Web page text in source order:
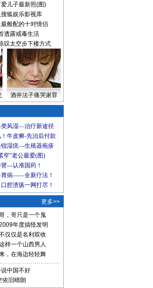
儿子最新照(图)
狐娱乐影视库
般配的十对情侣
透露戒毒生活
叹太空步下楼方式
酒井法子痛哭谢罪
更多>>
，哥只是一个鬼
年度搞怪发明
仅仅是名利双收
样一个山西男人
，在海边轻轻舞
中国不好
依旧晴朗